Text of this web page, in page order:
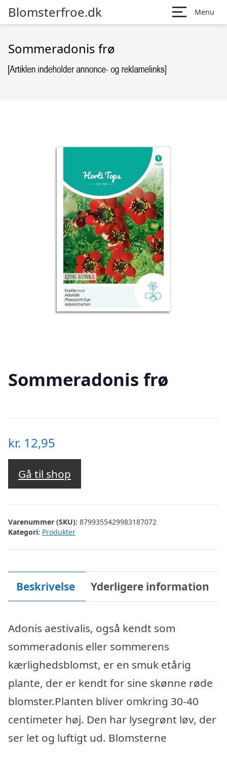
Blomsterfroe.dk Menu
Sommeradonis frø
Sommeradonis frø
kr. 12,95
Gå til shop
Varenummer (SKU): 8799355429983187072
Kategori: Produkter
Beskrivelse Yderligere information
Adonis aestivalis, også kendt som
sommeradonis eller sommerens
kærlighedsblomst, er en smuk etårig
plante, der er kendt for sine skønne røde
blomster.Planten bliver omkring 30-40
centimeter høj. Den har lysegrønt løv, der
ser let og luftigt ud. Blomsterne